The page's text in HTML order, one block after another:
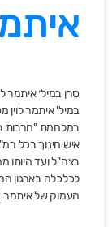
במיל' איתמר לוין
במלחמת "חרבות
איש חינוך בכל
בצה"ל ועד היותו
לכלכלה בארגון
העמוק של איתמר